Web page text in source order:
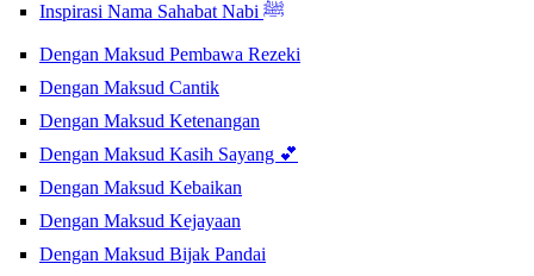
Inspirasi Nama Sahabat Nabi ﷺ
Dengan Maksud Pembawa Rezeki
Dengan Maksud Cantik
Dengan Maksud Ketenangan
Dengan Maksud Kasih Sayang 💕
Dengan Maksud Kebaikan
Dengan Maksud Kejayaan
Dengan Maksud Bijak Pandai